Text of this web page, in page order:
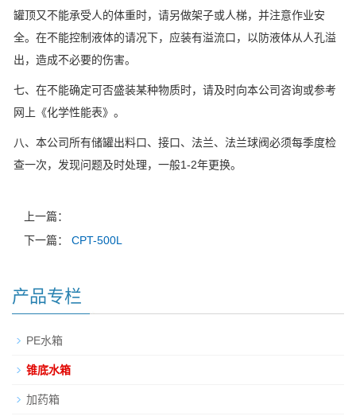
罐顶又不能承受人的体重时，请另做架子或人梯，并注意作业安
全。在不能控制液体的请况下，应装有溢流口，以防液体从人孔溢
出，造成不必要的伤害。
七、在不能确定可否盛装某种物质时，请及时向本公司咨询或参考
网上《化学性能表》。
八、本公司所有储罐出料口、接口、法兰、法兰球阀必须每季度检
查一次，发现问题及时处理，一般1-2年更换。
上一篇：
下一篇：
CPT-500L
产品专栏
PE水箱
锥底水箱
加药箱